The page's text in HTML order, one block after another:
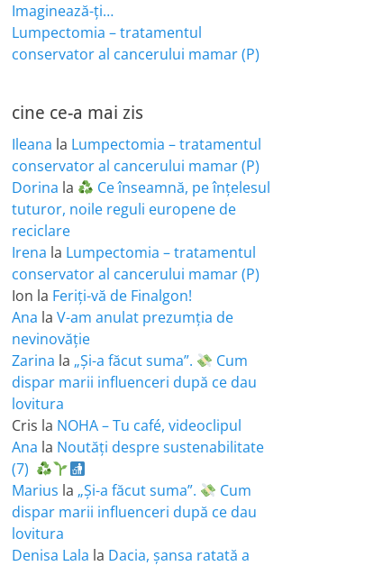
Imaginează-ți…
Lumpectomia – tratamentul
conservator al cancerului mamar (P)
cine ce-a mai zis
Ileana la Lumpectomia – tratamentul
conservator al cancerului mamar (P)
Dorina la
Ce înseamnă, pe înțelesul
tuturor, noile reguli europene de
reciclare
Irena la Lumpectomia – tratamentul
conservator al cancerului mamar (P)
Ion la Feriţi-vă de Finalgon!
Ana la V-am anulat prezumția de
nevinovăție
Zarina la „Și-a făcut suma”.
Cum
dispar marii influenceri după ce dau
lovitura
Cris la NOHA – Tu café, videoclipul
Ana la Noutăți despre sustenabilitate
(7)
Marius la „Și-a făcut suma”.
Cum
dispar marii influenceri după ce dau
lovitura
Denisa Lala la Dacia, șansa ratată a